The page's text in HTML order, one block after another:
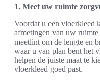
1. Meet uw ruimte
Voordat u een vloerkleed
afmetingen van uw
meetlint om de lengte en
waar u van plan bent het
helpen de juiste maat te
vloerkleed goed past.